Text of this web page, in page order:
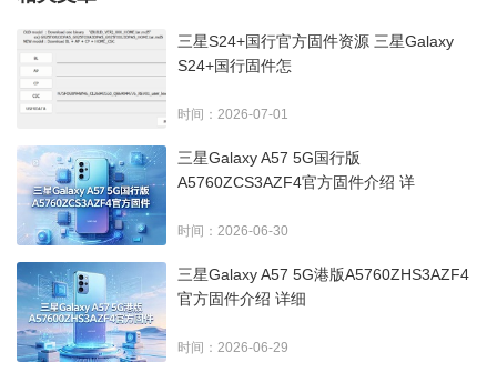
三星S24+国行官方固件资源 三星Galaxy
S24+国行固件怎
时间：2026-07-01
三星Galaxy A57 5G国行版
A5760ZCS3AZF4官方固件介绍 详
时间：2026-06-30
三星Galaxy A57 5G港版A5760ZHS3AZF4
官方固件介绍 详细
时间：2026-06-29